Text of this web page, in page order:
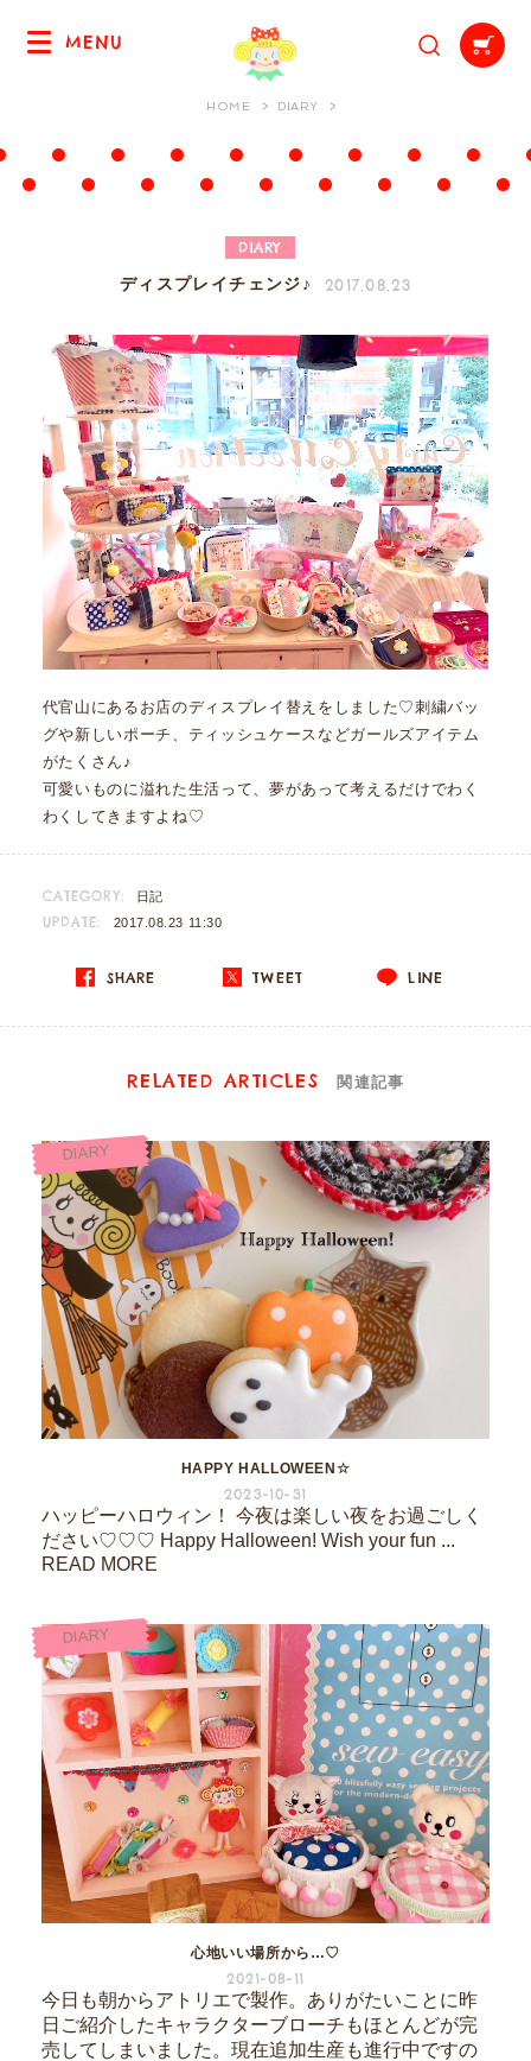
MENU
HOME DIARY
DIARY
ディスプレイチェンジ♪ 2017.08.23
代官山にあるお店のディスプレイ替えをしました♡刺繍バッ
グや新しいポーチ、ティッシュケースなどガールズアイテム
がたくさん♪
可愛いものに溢れた生活って、夢があって考えるだけでわく
わくしてきますよね♡
CATEGORY: 日記
UPDATE: 2017.08.23 11:30
SHARE TWEET LINE
RELATED ARTICLES 関連記事
DIARY
HAPPY HALLOWEEN☆
2023-10-31
ハッピーハロウィン！ 今夜は楽しい夜をお過ごしく
ださい♡♡♡ Happy Halloween! Wish your fun ...
READ MORE
DIARY
心地いい場所から…♡
2021-08-11
今日も朝からアトリエで製作。ありがたいことに昨
日ご紹介したキャラクターブローチもほとんどが完
売してしまいました。現在追加生産も進行中ですの